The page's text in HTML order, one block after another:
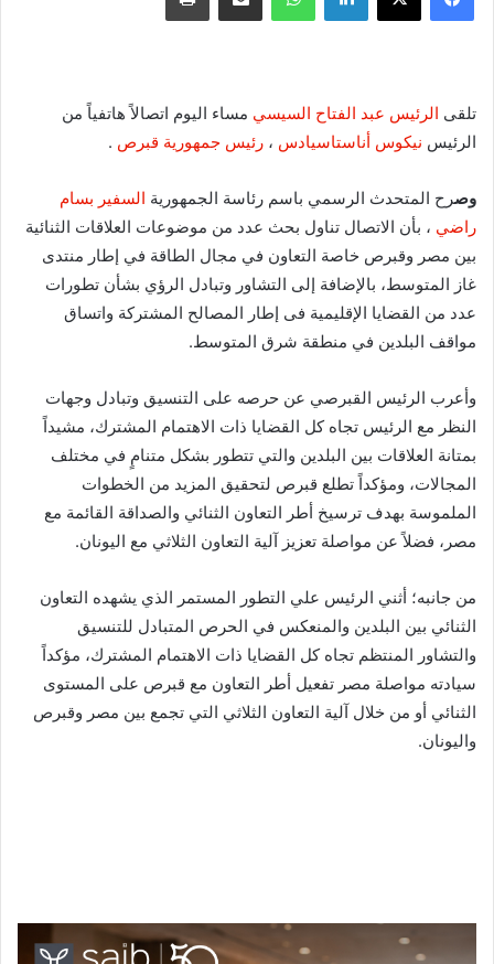
تلقى الرئيس عبد الفتاح السيسي مساء اليوم اتصالاً هاتفياً من
الرئيس نيكوس أناستاسيادس ، رئيس جمهورية قبرص .
وصرح المتحدث الرسمي باسم رئاسة الجمهورية السفير بسام
راضي ، بأن الاتصال تناول بحث عدد من موضوعات العلاقات الثنائية
بين مصر وقبرص خاصة التعاون في مجال الطاقة في إطار منتدى
غاز المتوسط، بالإضافة إلى التشاور وتبادل الرؤي بشأن تطورات
عدد من القضايا الإقليمية فى إطار المصالح المشتركة واتساق
مواقف البلدين في منطقة شرق المتوسط.
وأعرب الرئيس القبرصي عن حرصه على التنسيق وتبادل وجهات
النظر مع الرئيس تجاه كل القضايا ذات الاهتمام المشترك، مشيداً
بمتانة العلاقات بين البلدين والتي تتطور بشكل متنامٍ في مختلف
المجالات، ومؤكداً تطلع قبرص لتحقيق المزيد من الخطوات
الملموسة بهدف ترسيخ أطر التعاون الثنائي والصداقة القائمة مع
مصر، فضلاً عن مواصلة تعزيز آلية التعاون الثلاثي مع اليونان.
من جانبه؛ أثني الرئيس علي التطور المستمر الذي يشهده التعاون
الثنائي بين البلدين والمنعكس في الحرص المتبادل للتنسيق
والتشاور المنتظم تجاه كل القضايا ذات الاهتمام المشترك، مؤكداً
سيادته مواصلة مصر تفعيل أطر التعاون مع قبرص على المستوى
الثنائي أو من خلال آلية التعاون الثلاثي التي تجمع بين مصر وقبرص
واليونان.